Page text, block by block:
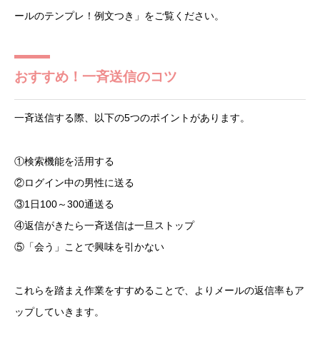
ールのテンプレ！例文つき」をご覧ください。
おすすめ！一斉送信のコツ
一斉送信する際、以下の5つのポイントがあります。
①検索機能を活用する
②ログイン中の男性に送る
③1日100～300通送る
④返信がきたら一斉送信は一旦ストップ
⑤「会う」ことで興味を引かない
これらを踏まえ作業をすすめることで、よりメールの返信率もア
ップしていきます。